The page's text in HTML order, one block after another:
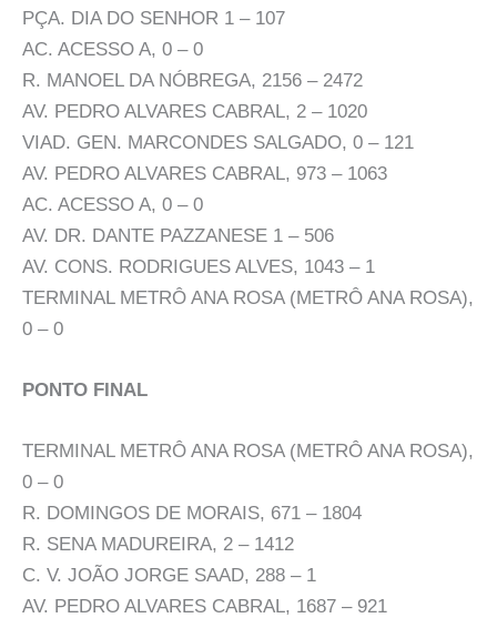
PÇA. DIA DO SENHOR 1 – 107
AC. ACESSO A, 0 – 0
R. MANOEL DA NÓBREGA, 2156 – 2472
AV. PEDRO ALVARES CABRAL, 2 – 1020
VIAD. GEN. MARCONDES SALGADO, 0 – 121
AV. PEDRO ALVARES CABRAL, 973 – 1063
AC. ACESSO A, 0 – 0
AV. DR. DANTE PAZZANESE 1 – 506
AV. CONS. RODRIGUES ALVES, 1043 – 1
TERMINAL METRÔ ANA ROSA (METRÔ ANA ROSA),
0 – 0
PONTO FINAL
TERMINAL METRÔ ANA ROSA (METRÔ ANA ROSA),
0 – 0
R. DOMINGOS DE MORAIS, 671 – 1804
R. SENA MADUREIRA, 2 – 1412
C. V. JOÃO JORGE SAAD, 288 – 1
AV. PEDRO ALVARES CABRAL, 1687 – 921